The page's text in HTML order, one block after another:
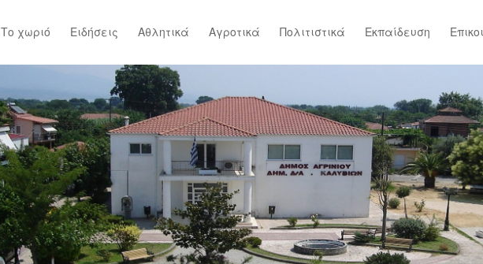
Το χωριό Ειδήσεις Αθλητικά Αγροτικά Πολιτιστικά Εκπαίδευση